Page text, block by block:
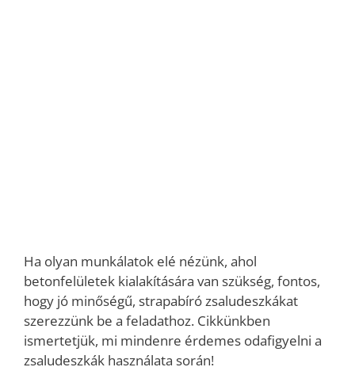
Ha olyan munkálatok elé nézünk, ahol
betonfelületek kialakítására van szükség, fontos,
hogy jó minőségű, strapabíró zsaludeszkákat
szerezzünk be a feladathoz. Cikkünkben
ismertetjük, mi mindenre érdemes odafigyelni a
zsaludeszkák használata során!